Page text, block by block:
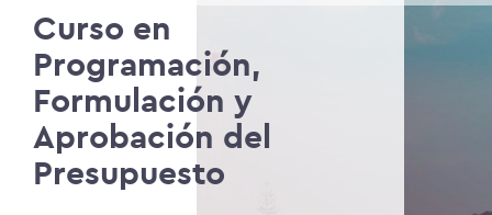
Curso en
Programación,
Formulación y
Aprobación del
Presupuesto